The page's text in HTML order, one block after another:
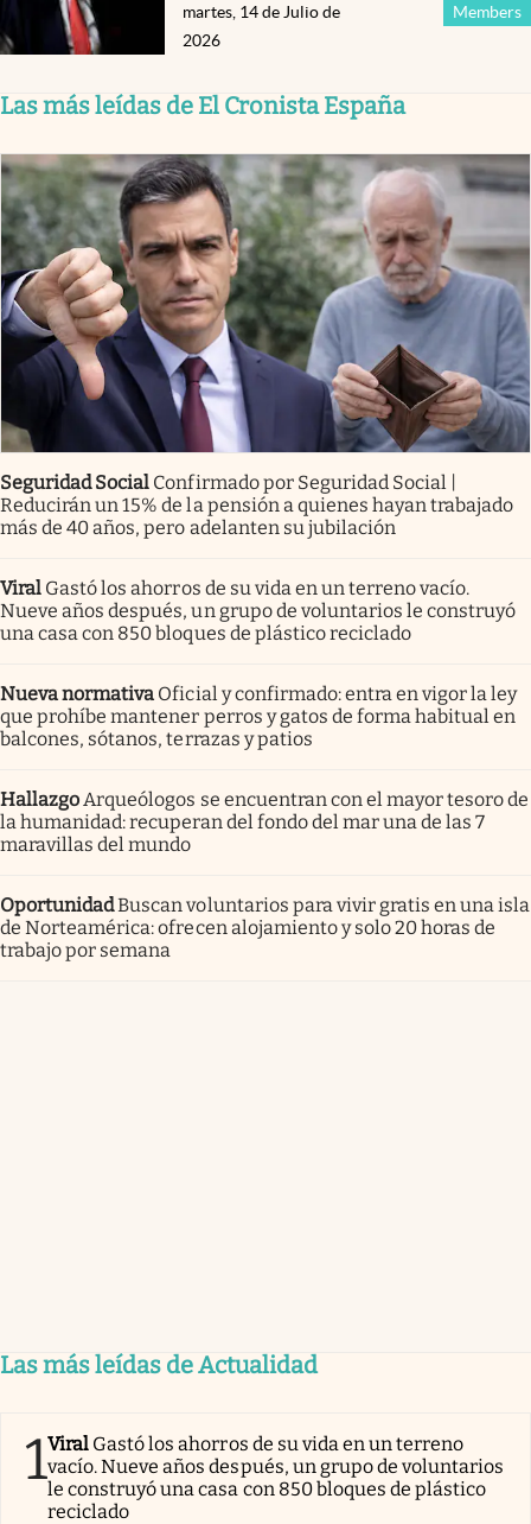
Members
martes, 14 de Julio de
2026
Las más leídas de El Cronista España
Seguridad Social Confirmado por Seguridad Social |
Reducirán un 15% de la pensión a quienes hayan trabajado
más de 40 años, pero adelanten su jubilación
Viral Gastó los ahorros de su vida en un terreno vacío.
Nueve años después, un grupo de voluntarios le construyó
una casa con 850 bloques de plástico reciclado
Nueva normativa Oficial y confirmado: entra en vigor la ley
que prohíbe mantener perros y gatos de forma habitual en
balcones, sótanos, terrazas y patios
Hallazgo Arqueólogos se encuentran con el mayor tesoro de
la humanidad: recuperan del fondo del mar una de las 7
maravillas del mundo
OportunidadBuscan voluntarios para vivir gratis en una isla
de Norteamérica: ofrecen alojamiento y solo 20 horas de
trabajo por semana
Las más leídas de Actualidad
1Viral Gastó los ahorros de su vida en un terreno
vacío. Nueve años después, un grupo de voluntarios
le construyó una casa con 850 bloques de plástico
reciclado